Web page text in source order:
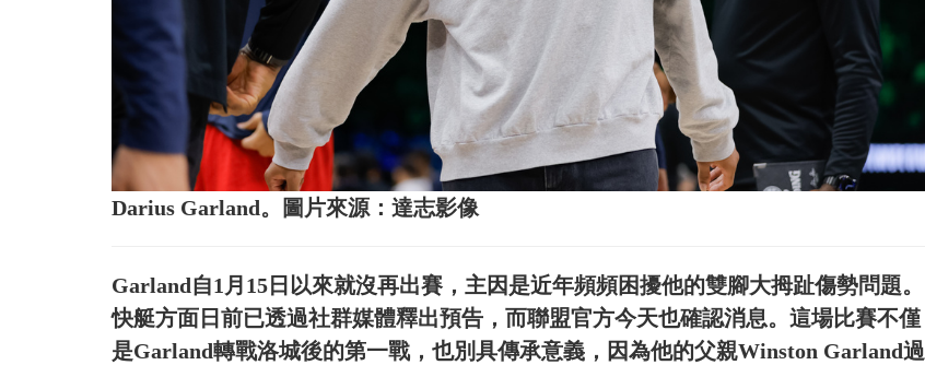
Darius Garland。圖片來源：達志影像
Garland自1月15日以來就沒再出賽，主因是近年頻頻困擾他的雙腳大拇趾傷勢問題。
快艇方面日前已透過社群媒體釋出預告，而聯盟官方今天也確認消息。這場比賽不僅
是Garland轉戰洛城後的第一戰，也別具傳承意義，因為他的父親Winston Garland過